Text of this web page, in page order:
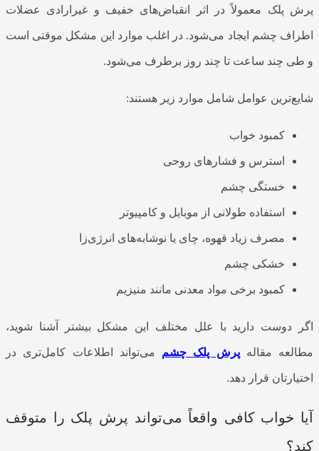
پرش پلک معمولاً در اثر انقباض‌های خفیف و غیرارادی عضلات
اطراف چشم ایجاد می‌شود. در اغلب موارد این مشکل موقتی است
و طی چند ساعت تا چند روز برطرف می‌شود.
شایع‌ترین عوامل شامل موارد زیر هستند:
کمبود خواب
استرس و فشارهای روحی
خستگی چشم
استفاده طولانی از موبایل و کامپیوتر
مصرف زیاد قهوه، چای یا نوشابه‌های انرژی‌زا
خشکی چشم
کمبود برخی مواد معدنی مانند منیزیم
اگر دوست دارید با علل مختلف این مشکل بیشتر آشنا شوید،
مطالعه مقالهپرش پلک چشم می‌تواند اطلاعات کامل‌تری در
اختیارتان قرار دهد.
آیا خواب کافی واقعاً می‌تواند پرش پلک را متوقف
کند؟